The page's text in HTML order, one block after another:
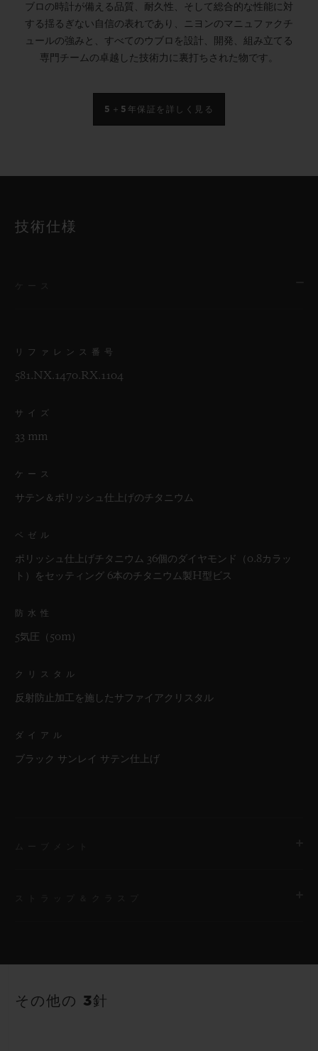
ブロの時計が備える品質、耐久性、そして総合的な性能に対
する揺るぎない自信の表れであり、ニヨンのマニュファクチ
ュールの強みと、すべてのウブロを設計、開発、組み立てる
専門チームの卓越した技術力に裏打ちされた物です。
5＋5年保証を詳しく見る
技術仕様
リファレンス番号
581.NX.1470.RX.1104
サイズ
33 mm
ケース
サテン＆ポリッシュ仕上げのチタニウム
ベゼル
ポリッシュ仕上げチタニウム 36個のダイヤモンド（0.8カラッ
ト）をセッティング 6本のチタニウム製H型ビス
防水性
5気圧（50m）
クリスタル
反射防止加工を施したサファイアクリスタル
ダイアル
ブラック サンレイ サテン仕上げ
3～5年間
ストラップ
その他の 3針